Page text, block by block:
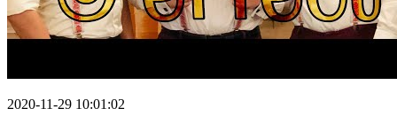
2020-11-29 10:01:02